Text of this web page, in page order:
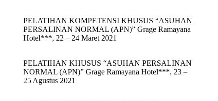
PELATIHAN KOMPETENSI KHUSUS “ASUHAN
PERSALINAN NORMAL (APN)” Grage Ramayana
Hotel***, 22 – 24 Maret 2021
PELATIHAN KHUSUS “ASUHAN PERSALINAN
NORMAL (APN)” Grage Ramayana Hotel***, 23 –
25 Agustus 2021